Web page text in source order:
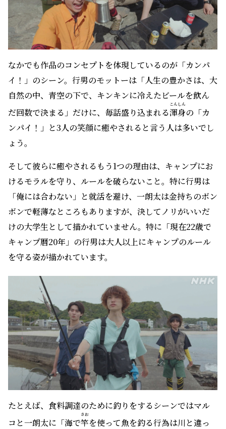
なかでも作品のコンセプトを体現しているのが「カンパ
イ！」のシーン。行男のモットーは「人生の豊かさは、大
自然の中、青空の下で、キンキンに冷えたビールを飲ん
だ回数で決まる」だけに、毎話盛り込まれる渾身
こんしん
の「カ
ンパイ！」と3人の笑顔に癒やされると言う人は多いでし
ょう。
そして彼らに癒やされるもう1つの理由は、キャンプにお
けるモラルを守り、ルールを破らないこと。特に行男は
「俺には合わない」と就活を避け、一朗太は金持ちのボン
ボンで軽薄なところもありますが、決してノリがいいだ
けの大学生として描かれていません。特に「現在22歳で
キャンプ暦20年」の行男は大人以上にキャンプのルール
を守る姿が描かれています。
たとえば、食料調達のために釣りをするシーンではマル
コと一朗太に「海で竿
さお
を使って魚を釣る行為は川と違っ